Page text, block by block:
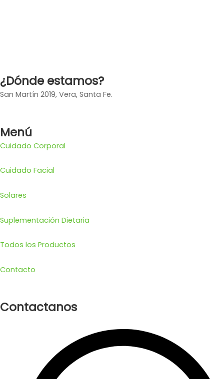
¿Dónde estamos?
San Martín 2019, Vera, Santa Fe.
Menú
Cuidado Corporal
Cuidado Facial
Solares
Suplementación Dietaria
Todos los Productos
Contacto
Contactanos